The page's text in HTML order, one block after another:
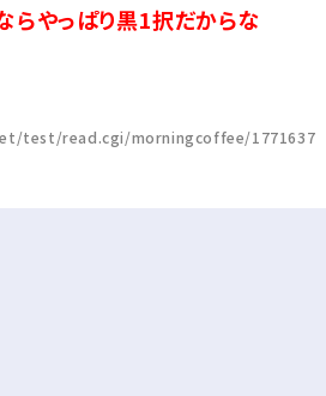
らやっぱり黒1択だからな
test/read.cgi/morningcoffee/1771637